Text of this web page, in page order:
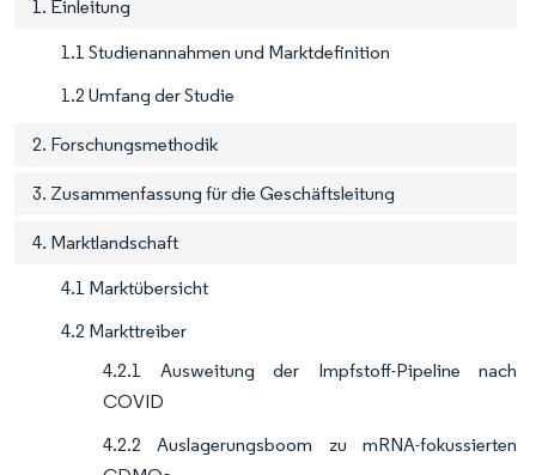
1. Einleitung
1.1 Studienannahmen und Marktdefinition
1.2 Umfang der Studie
2. Forschungsmethodik
3. Zusammenfassung für die Geschäftsleitung
4. Marktlandschaft
4.1 Marktübersicht
4.2 Markttreiber
4.2.1 Ausweitung der Impfstoff-Pipeline nach
COVID
4.2.2 Auslagerungsboom zu mRNA-fokussierten